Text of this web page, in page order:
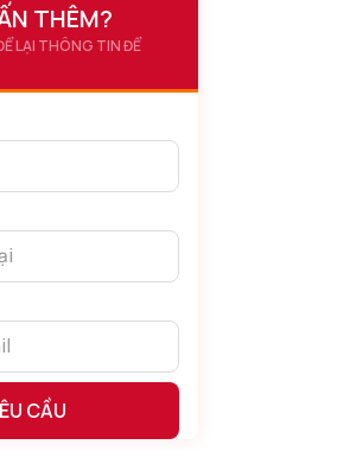
Linh Trường Sinh White
hóa, in logo thương hiệu (áp dụng
trở lên).
Quà Này:
ánh vàng sang trọng: Kết hợp sắc Tết
hiện đại, toát lên vẻ đẹp đẳng cấp.
THÊM?
LẠI THÔNG TIN ĐỂ